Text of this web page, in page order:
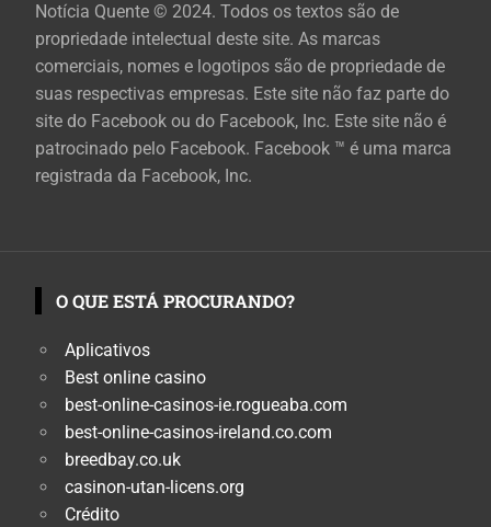
Notícia Quente © 2024. Todos os textos são de
propriedade intelectual deste site. As marcas
comerciais, nomes e logotipos são de propriedade de
suas respectivas empresas. Este site não faz parte do
site do Facebook ou do Facebook, Inc. Este site não é
patrocinado pelo Facebook. Facebook ™ é uma marca
registrada da Facebook, Inc.
O QUE ESTÁ PROCURANDO?
Aplicativos
Best online casino
best-online-casinos-ie.rogueaba.com
best-online-casinos-ireland.co.com
breedbay.co.uk
casinon-utan-licens.org
Crédito